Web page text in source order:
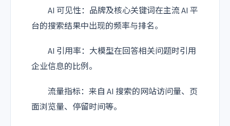
AI 可见性：品牌及核心关键词在主流 AI 平
台的搜索结果中出现的频率与排名。
AI 引用率：大模型在回答相关问题时引用
企业信息的比例。
流量指标：来自 AI 搜索的网站访问量、页
面浏览量、停留时间等。